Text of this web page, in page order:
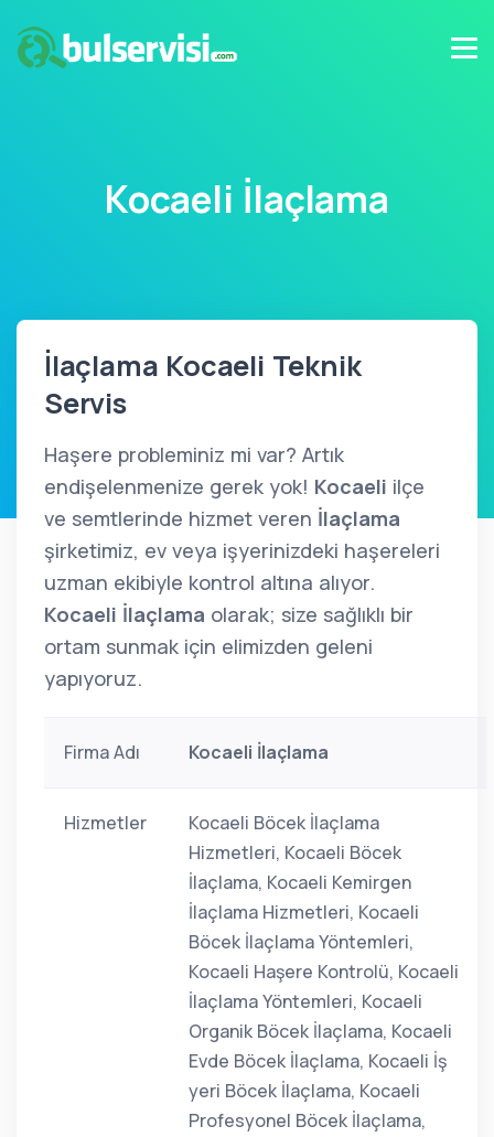
Kocaeli İlaçlama
İlaçlama Kocaeli Teknik
Servis
Haşere probleminiz mi var? Artık
endişelenmenize gerek yok! Kocaeli ilçe
ve semtlerinde hizmet veren İlaçlama
şirketimiz, ev veya işyerinizdeki haşereleri
uzman ekibiyle kontrol altına alıyor.
Kocaeli İlaçlama olarak; size sağlıklı bir
ortam sunmak için elimizden geleni
yapıyoruz.
Firma Adı Kocaeli İlaçlama
Hizmetler
Kocaeli Böcek İlaçlama
Hizmetleri, Kocaeli Böcek
İlaçlama, Kocaeli Kemirgen
İlaçlama Hizmetleri, Kocaeli
Böcek İlaçlama Yöntemleri,
Kocaeli Haşere Kontrolü, Kocaeli
İlaçlama Yöntemleri, Kocaeli
Organik Böcek İlaçlama, Kocaeli
Evde Böcek İlaçlama, Kocaeli İş
yeri Böcek İlaçlama, Kocaeli
Profesyonel Böcek İlaçlama,